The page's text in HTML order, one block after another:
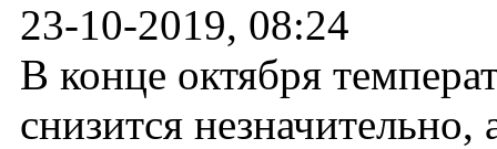
23-10-2019, 08:24
В конце октября
снизится